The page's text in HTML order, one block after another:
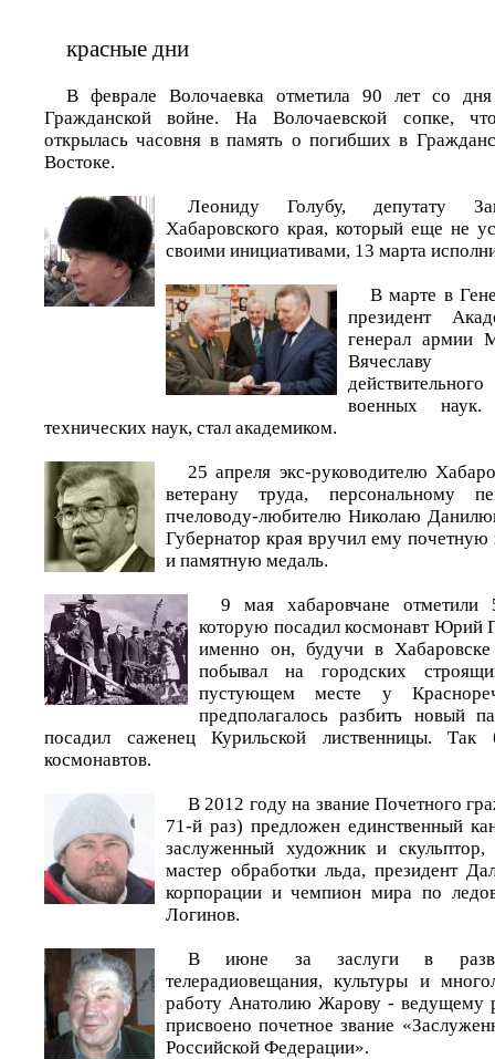
красные дни
В феврале Волочаевка отметила 90 лет со
Гражданской войне. На Волочаевской сопке,
открылась часовня в память о погибших в
Востоке.
Леониду Голубу, депутату
Хабаровского края, который еще не
своими инициативами, 13 марта
В марте в
президент
генерал армии
Вячеславу
военных наук.
технических наук, стал академиком.
25 апреля экс-руководителю
ветерану труда, персональному
пчеловоду-любителю Николаю
Губернатор края вручил ему
и памятную медаль.
9 мая хабаровчане отметили
которую посадил космонавт Юрий
именно он, будучи в
побывал на городских
пустующем месте у
предполагалось разбить новый
посадил саженец Курильской лиственницы. Так
космонавтов.
В 2012 году на звание Почетного
71-й раз) предложен единственный
заслуженный художник и
мастер обработки льда, президент
корпорации и чемпион мира по
Логинов.
В июне за заслуги в
телерадиовещания, культуры и
работу Анатолию Жарову - ведущему
присвоено почетное звание
Российской Федерации».